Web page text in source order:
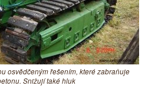
osvědčeným řešením, které zabraňuje
Snižují také hluk